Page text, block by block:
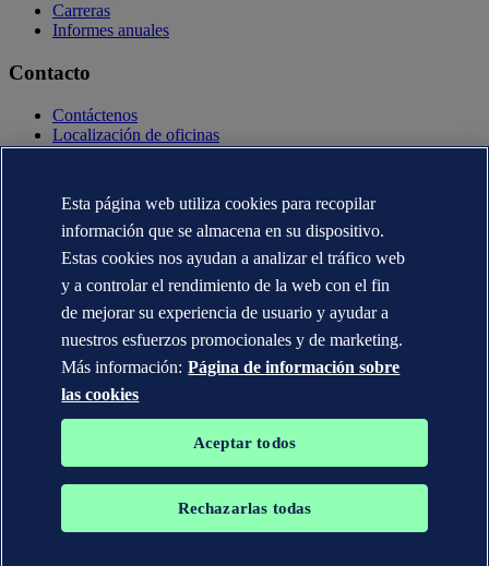
Carreras
Informes anuales
Contacto
Contáctenos
Localización de oficinas
Contactos con la prensa
Declaración de privacidad
Términos de uso
Copyright © DNV AS 2025
Información de Cookies
Las marcas registradas DNV GL®, DNV®, Horizon Graphic y Det
Esta página web utiliza cookies para recopilar
información que se almacena en su dispositivo.
Estas cookies nos ayudan a analizar el tráfico web
y a controlar el rendimiento de la web con el fin
de mejorar su experiencia de usuario y ayudar a
nuestros esfuerzos promocionales y de marketing.
Más información: Página de información sobre
las cookies
Aceptar todos
Rechazarlas todas